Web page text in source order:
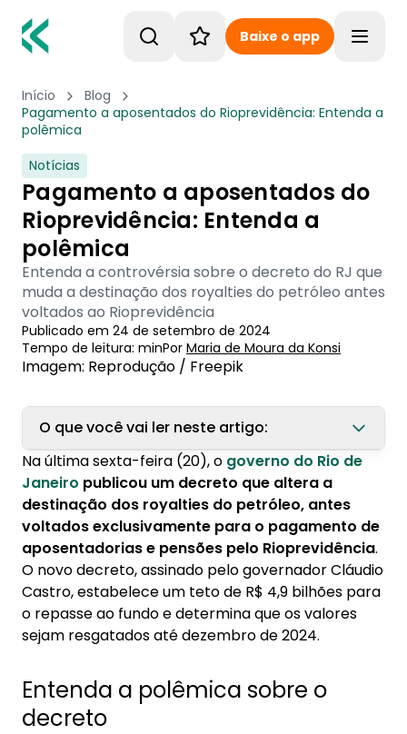
Baixe o app
Início
Blog
Pagamento a aposentados do Rioprevidência: Entenda a
polêmica
Notícias
Pagamento a aposentados do
Rioprevidência: Entenda a
polêmica
Entenda a controvérsia sobre o decreto do RJ que
muda a destinação dos royalties do petróleo antes
voltados ao Rioprevidência
Publicado em 24 de setembro de 2024
Tempo de leitura: minPor Maria de Moura da Konsi
Imagem: Reprodução / Freepik
O que você vai ler neste artigo:
1. Entenda a polêmica sobre o decreto
2. O que muda no futuro do Rioprevidência?
Na última sexta-feira (20), o governo do Rio de
Janeiro publicou um decreto que altera a
destinação dos royalties do petróleo, antes
voltados exclusivamente para o pagamento de
aposentadorias e pensões pelo Rioprevidência.
O novo decreto, assinado pelo governador Cláudio
Castro, estabelece um teto de R$ 4,9 bilhões para
o repasse ao fundo e determina que os valores
sejam resgatados até dezembro de 2024.
Entenda a polêmica sobre o
decreto